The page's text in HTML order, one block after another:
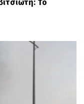
Το